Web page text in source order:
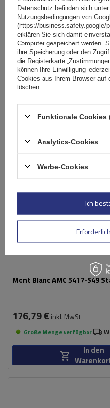
Mont Blanc AMC AERO
Dachgepäckträger
249,19 €inkl. MwSt
Große Menge verfügbar
Mont Blanc AMC 5417-S49
176,79 € inkl. MwSt
Große Menge verfügbar
In den
Datenschutz befinden sich
Nutzungsbedingungen von
(https://business.safety.google/
erklären Sie sich damit
Computer gespeichert werden.
ihre Speicherung oder den
die Registerkarte
können Ihre Einwilligung
Cookies aus Ihrem Browser auf
löschen.
Funktionale Cookies
Analytics-Cookies
Werbe-Cookies
Ich